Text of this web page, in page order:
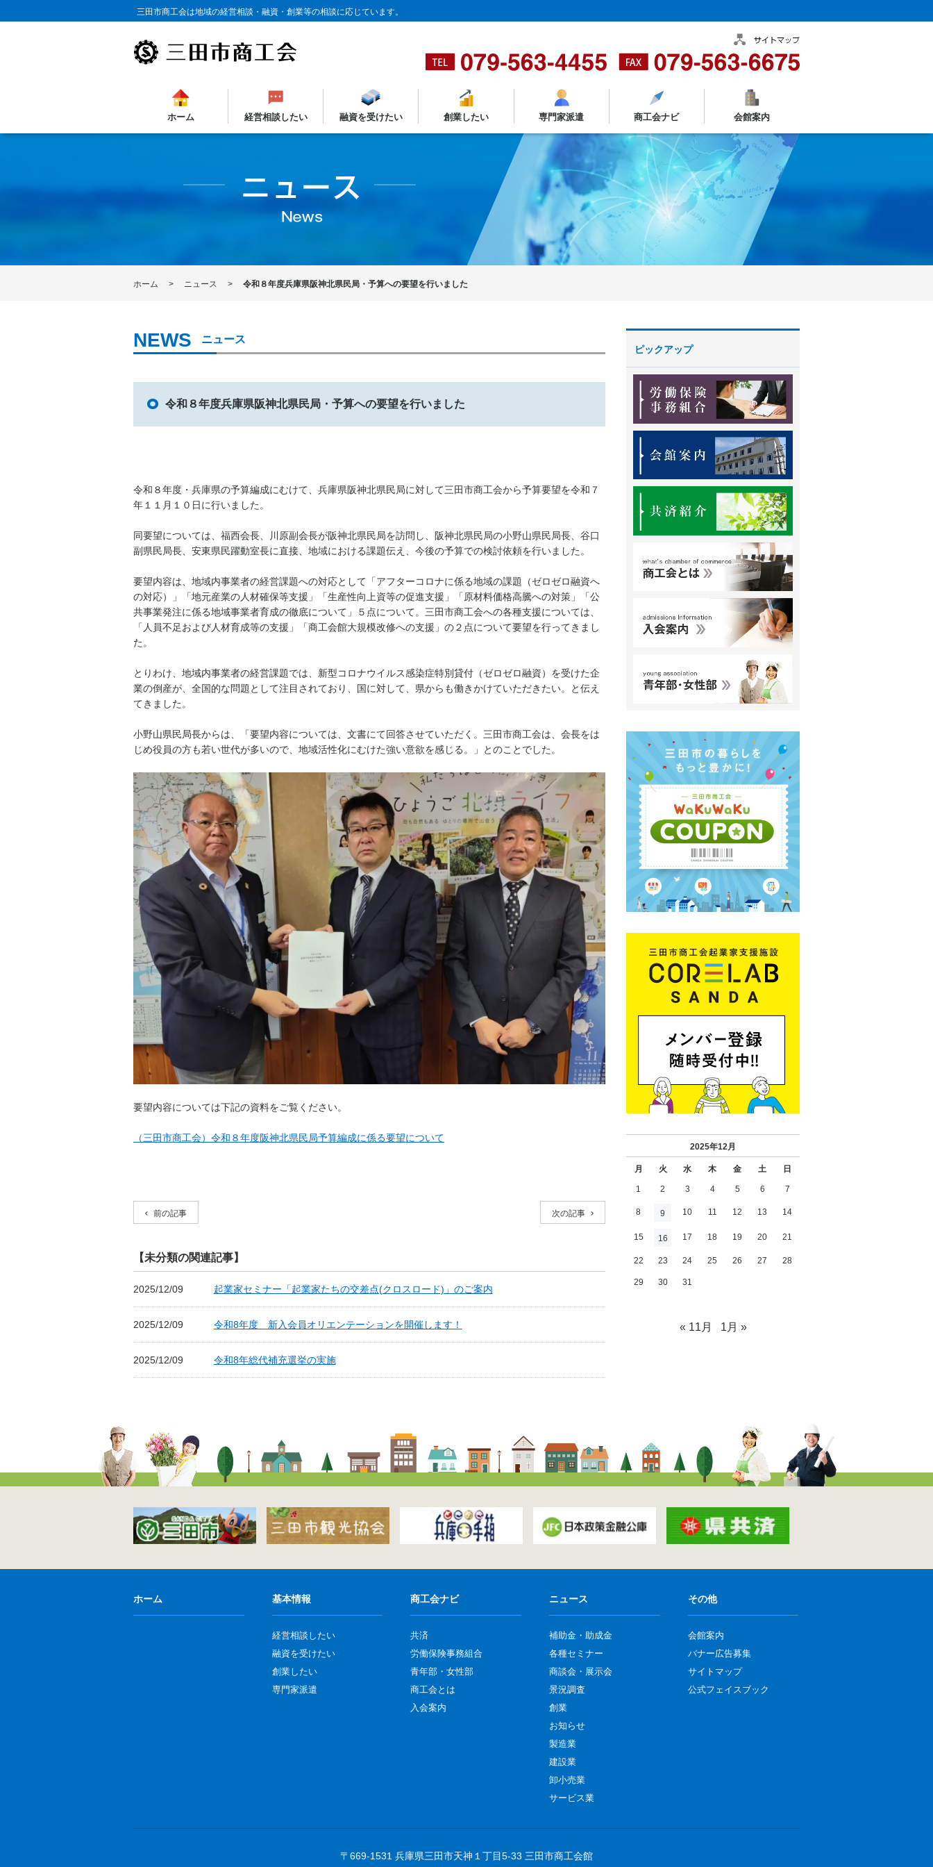
三田市商工会は地域の経営相談・融資・創業等の相談に応じています。
ホーム 経営相談したい 融資を受けたい 創業したい 専門家派遣 商工会ナビ 会館案内
ホーム ニュース 令和８年度兵庫県阪神北県民局・予算への要望を行いました
ニュース
令和８年度兵庫県阪神北県民局・予算への要望を行いました
令和８年度・兵庫県の予算編成にむけて、兵庫県阪神北県民局に対して三田市商工会から予算要望を令和７
年１１月１０日に行いました。
同要望については、福西会長、川原副会長が阪神北県民局を訪問し、阪神北県民局の小野山県民局長、谷口
副県民局長、安東県民躍動室長に直接、地域における課題伝え、今後の予算での検討依頼を行いました。
要望内容は、地域内事業者の経営課題への対応として「アフターコロナに係る地域の課題（ゼロゼロ融資へ
の対応）」「地元産業の人材確保等支援」「生産性向上資等の促進支援」「原材料価格高騰への対策」「公
共事業発注に係る地域事業者育成の徹底について」５点について。三田市商工会への各種支援については、
「人員不足および人材育成等の支援」「商工会館大規模改修への支援」の２点について要望を行ってきまし
た。
とりわけ、地域内事業者の経営課題では、新型コロナウイルス感染症特別貸付（ゼロゼロ融資）を受けた企
業の倒産が、全国的な問題として注目されており、国に対して、県からも働きかけていただきたい。と伝え
てきました。
小野山県民局長からは、「要望内容については、文書にて回答させていただく。三田市商工会は、会長をは
じめ役員の方も若い世代が多いので、地域活性化にむけた強い意欲を感じる。」とのことでした。
要望内容については下記の資料をご覧ください。
（三田市商工会）令和８年度阪神北県民局予算編成に係る要望について
前の記事 次の記事
【未分類の関連記事】
2025/12/09 起業家セミナー「起業家たちの交差点(クロスロード)」のご案内
2025/12/09 令和8年度 新入会員オリエンテーションを開催します！
2025/12/09 令和8年総代補充選挙の実施
ピックアップ
2025年12月
月 火 水 木 金 土 日
1 2 3 4 5 6 7
8 9 10 11 12 13 14
15 16 17 18 19 20 21
22 23 24 25 26 27 28
29 30 31
« 11月 1月 »
ホーム 基本情報
経営相談したい
融資を受けたい
創業したい
専門家派遣
商工会ナビ
共済
労働保険事務組合
青年部・女性部
商工会とは
入会案内
ニュース
補助金・助成金
各種セミナー
商談会・展示会
景況調査
創業
お知らせ
製造業
建設業
卸小売業
サービス業
その他
会館案内
バナー広告募集
サイトマップ
公式フェイスブック
〒669-1531 兵庫県三田市天神１丁目5-33 三田市商工会館